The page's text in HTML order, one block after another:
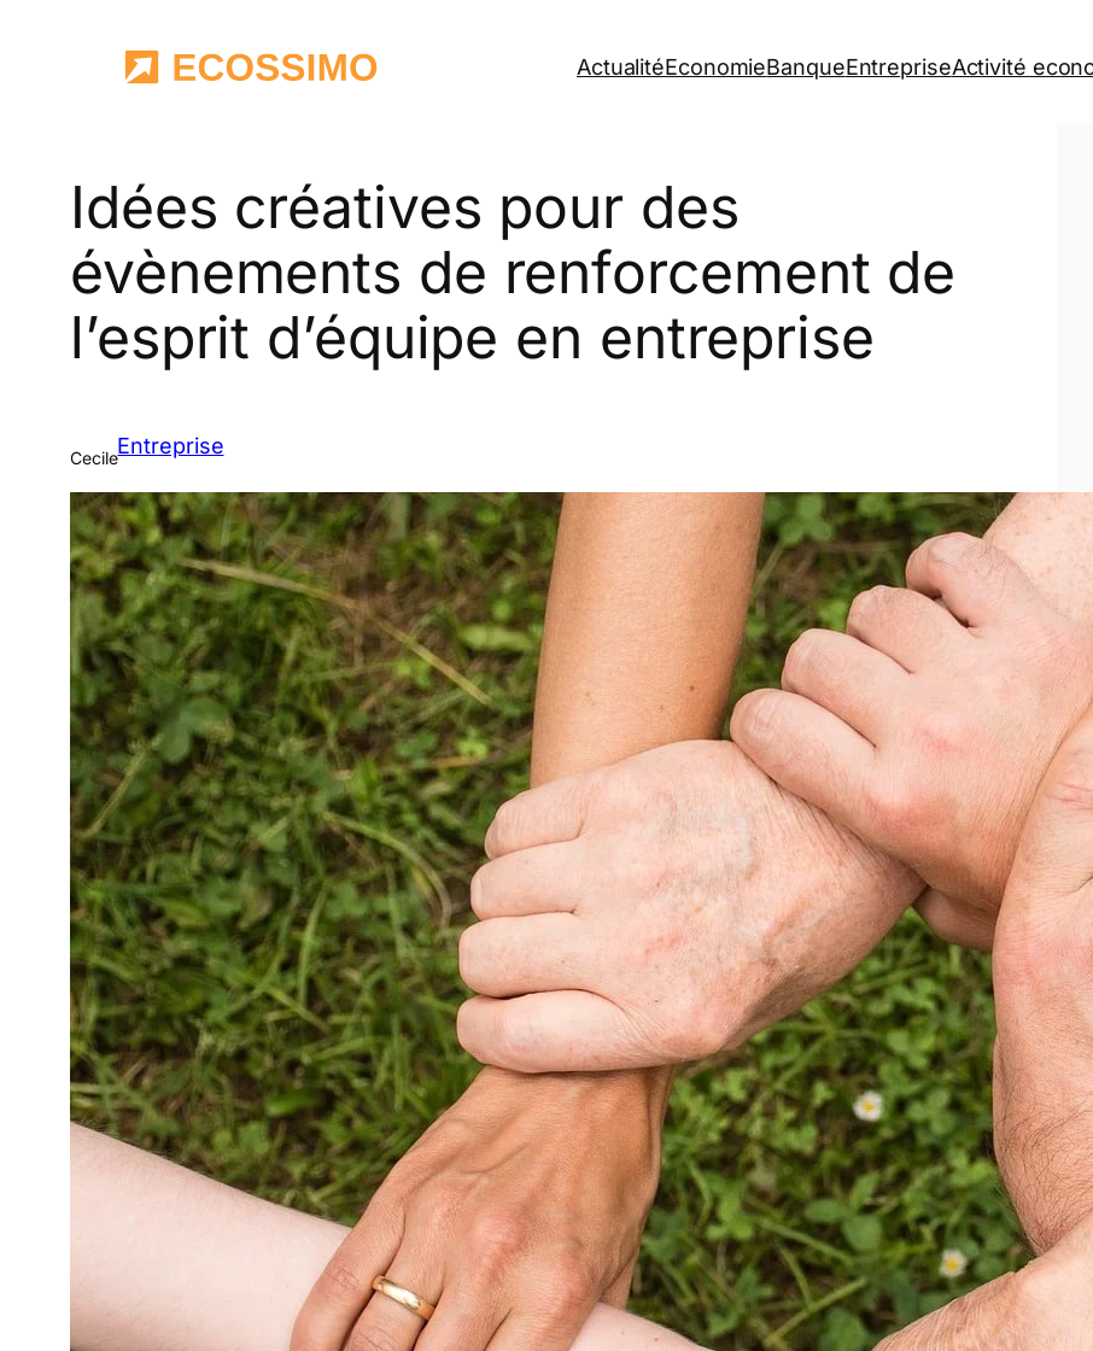
ActualitéEconomieBanqueEntrepriseActivité
Idées créatives pour des
évènements de renforcement de
l’esprit d’équipe en entreprise
CecileEntreprise